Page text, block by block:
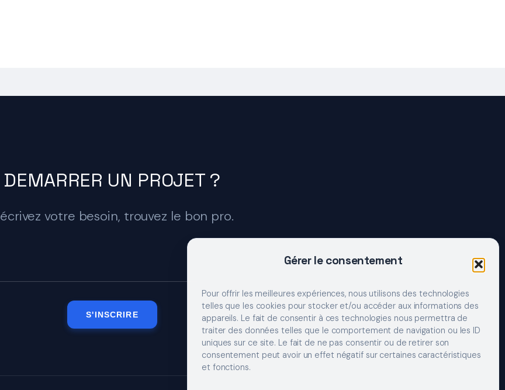
Gérer le consentement
Pour offrir les meilleures expériences, nous utilisons des technologies
telles que les cookies pour stocker et/ou accéder aux informations des
appareils. Le fait de consentir à ces technologies nous permettra de
traiter des données telles que le comportement de navigation ou les ID
uniques sur ce site. Le fait de ne pas consentir ou de retirer son
consentement peut avoir un effet négatif sur certaines caractéristiques
et fonctions.
DEMARRER UN PROJET ?
votre besoin, trouvez le bon pro.
S'INSCRIRE